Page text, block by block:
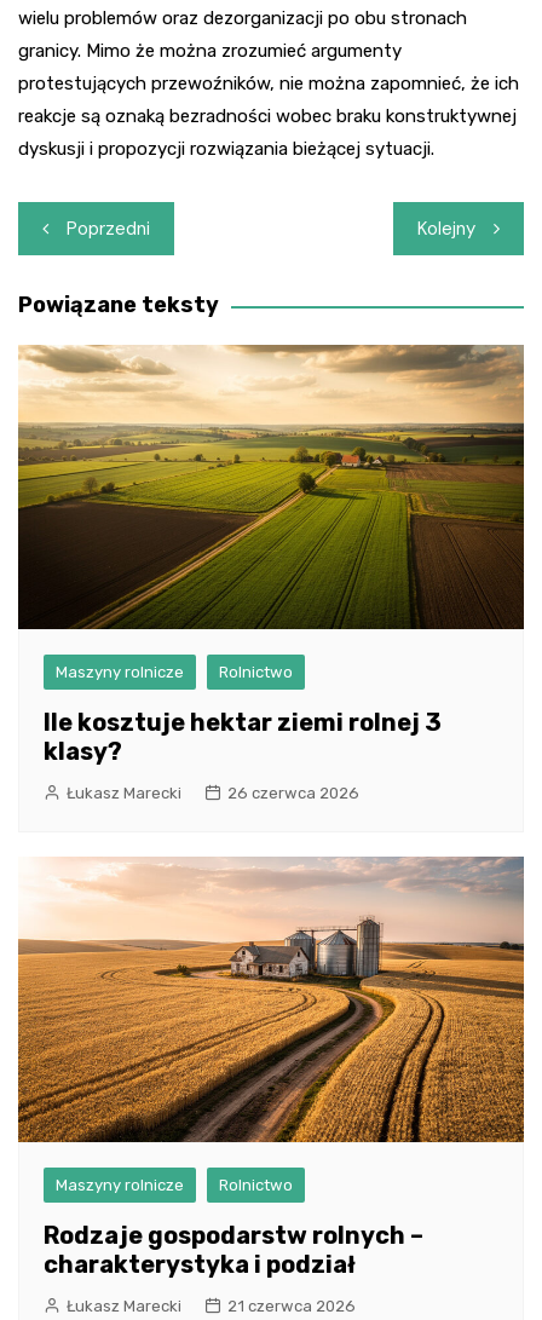
wielu problemów oraz dezorganizacji po obu stronach
granicy. Mimo że można zrozumieć argumenty
protestujących przewoźników, nie można zapomnieć, że ich
reakcje są oznaką bezradności wobec braku konstruktywnej
dyskusji i propozycji rozwiązania bieżącej sytuacji.
Nawigacja
wpisu
Poprzedni Kolejny
Powiązane teksty
Maszyny rolnicze Rolnictwo
Ile kosztuje hektar ziemi rolnej 3
klasy?
Łukasz Marecki 26 czerwca 2026
Maszyny rolnicze Rolnictwo
Rodzaje gospodarstw rolnych –
charakterystyka i podział
Łukasz Marecki 21 czerwca 2026